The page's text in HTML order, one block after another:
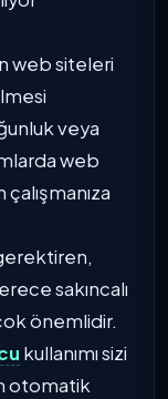
web siteleri
veya
web
sakıncalı
önemlidir.
kullanımı sizi
otomatik